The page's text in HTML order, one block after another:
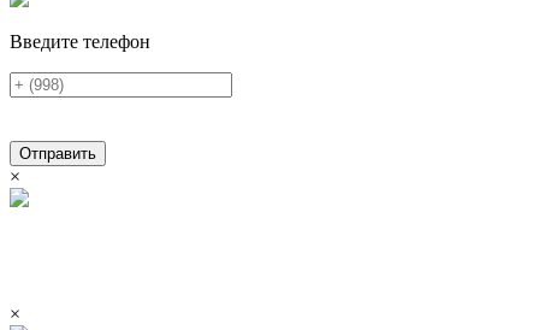
Введите телефон
Отправить
×
×